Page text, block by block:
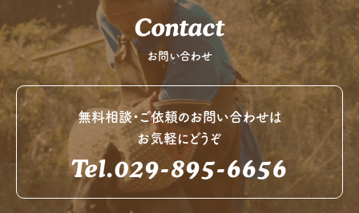
Contact
お問い合わせ
無料相談・ご依頼のお問い合わせは
お気軽にどうぞ
Tel.029-895-6656